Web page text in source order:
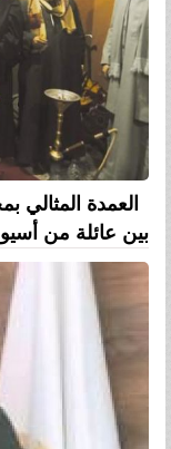
العمدة
بين عائلة من